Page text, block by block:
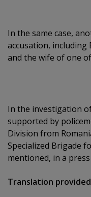
In the same case,
accusation, including
and the wife of one
In the investigation
supported by
Division from
Specialized Brigade
mentioned, in a
Translation